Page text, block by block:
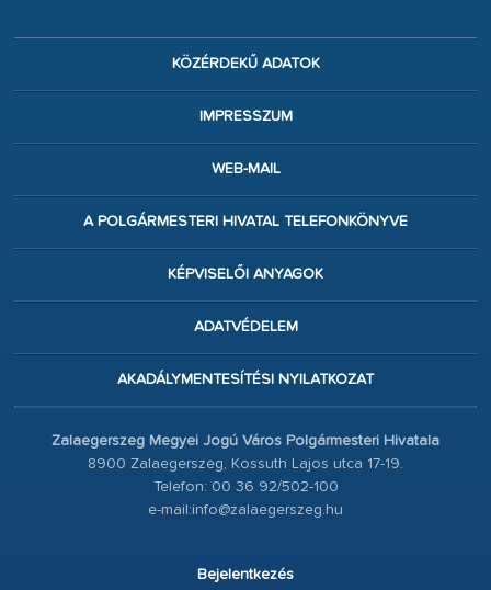
KÖZÉRDEKŰ ADATOK
IMPRESSZUM
WEB-MAIL
A POLGÁRMESTERI HIVATAL TELEFONKÖNYVE
KÉPVISELŐI ANYAGOK
ADATVÉDELEM
AKADÁLYMENTESÍTÉSI NYILATKOZAT
Zalaegerszeg Megyei Jogú Város Polgármesteri Hivatala
8900 Zalaegerszeg, Kossuth Lajos utca 17-19.
Telefon: 00 36 92/502-100
e-mail:info@zalaegerszeg.hu
Bejelentkezés